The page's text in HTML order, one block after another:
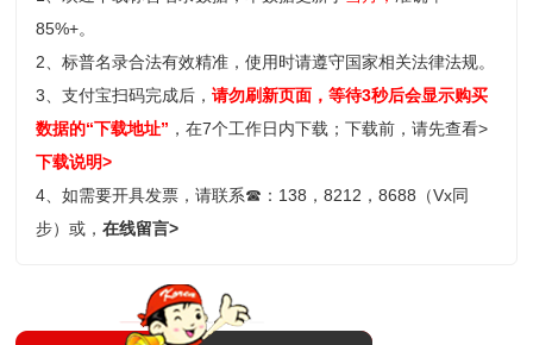
85%+。
2、标普名录合法有效精准，使用时请遵守国家相关法律法规。
3、支付宝扫码完成后，请勿刷新页面，等待3秒后会显示购买
数据的“下载地址” ，在7个工作日内下载；下载前，请先查看>
下载说明>
4、如需要开具发票，请联系☎ ：138，8212，8688（Vx同
步）或，在线留言>